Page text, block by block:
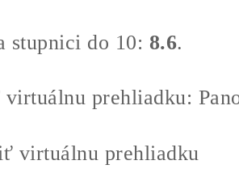
stupnici do 10: 8.6.
prehliadku: